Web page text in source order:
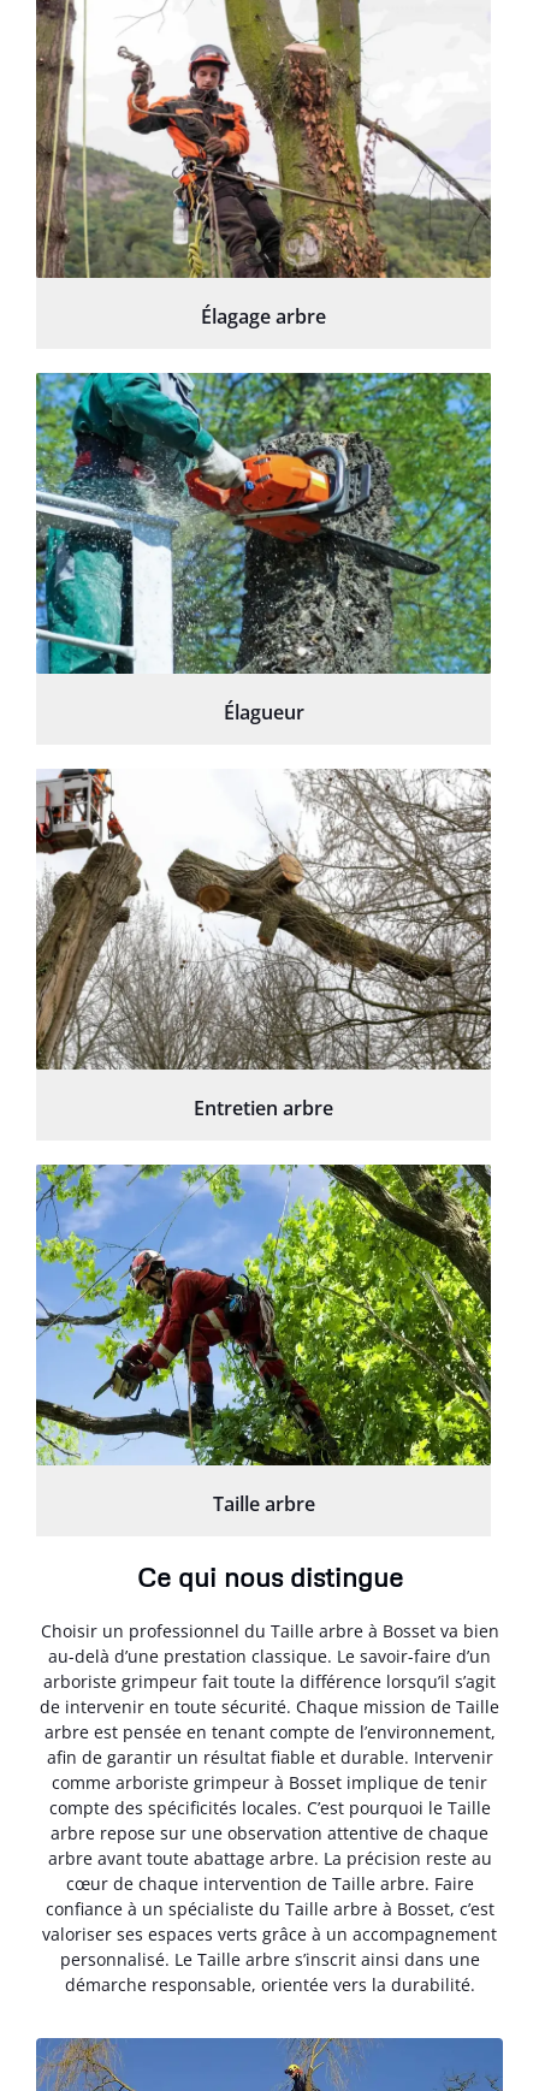
Élagage arbre
Élagueur
Entretien arbre
Taille arbre
Ce qui nous distingue
Choisir un professionnel du Taille arbre à Bosset va bien
au-delà d’une prestation classique. Le savoir-faire d’un
arboriste grimpeur fait toute la différence lorsqu’il s’agit
de intervenir en toute sécurité. Chaque mission de Taille
arbre est pensée en tenant compte de l’environnement,
afin de garantir un résultat fiable et durable. Intervenir
comme arboriste grimpeur à Bosset implique de tenir
compte des spécificités locales. C’est pourquoi le Taille
arbre repose sur une observation attentive de chaque
arbre avant toute abattage arbre. La précision reste au
cœur de chaque intervention de Taille arbre. Faire
confiance à un spécialiste du Taille arbre à Bosset, c’est
valoriser ses espaces verts grâce à un accompagnement
personnalisé. Le Taille arbre s’inscrit ainsi dans une
démarche responsable, orientée vers la durabilité.